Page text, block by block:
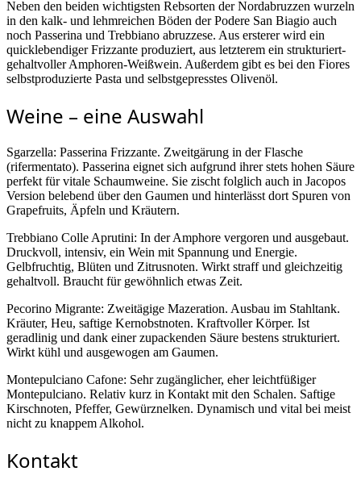
Neben den beiden wichtigsten Rebsorten der Nordabruzzen wurzeln
in den kalk- und lehmreichen Böden der Podere San Biagio auch
noch Passerina und Trebbiano abruzzese. Aus ersterer wird ein
quicklebendiger Frizzante produziert, aus letzterem ein strukturiert-
gehaltvoller Amphoren-Weißwein. Außerdem gibt es bei den Fiores
selbstproduzierte Pasta und selbstgepresstes Olivenöl.
Weine – eine Auswahl
Sgarzella: Passerina Frizzante. Zweitgärung in der Flasche
(rifermentato). Passerina eignet sich aufgrund ihrer stets hohen Säure
perfekt für vitale Schaumweine. Sie zischt folglich auch in Jacopos
Version belebend über den Gaumen und hinterlässt dort Spuren von
Grapefruits, Äpfeln und Kräutern.
Trebbiano Colle Aprutini: In der Amphore vergoren und ausgebaut.
Druckvoll, intensiv, ein Wein mit Spannung und Energie.
Gelbfruchtig, Blüten und Zitrusnoten. Wirkt straff und gleichzeitig
gehaltvoll. Braucht für gewöhnlich etwas Zeit.
Pecorino Migrante: Zweitägige Mazeration. Ausbau im Stahltank.
Kräuter, Heu, saftige Kernobstnoten. Kraftvoller Körper. Ist
geradlinig und dank einer zupackenden Säure bestens strukturiert.
Wirkt kühl und ausgewogen am Gaumen.
Montepulciano Cafone: Sehr zugänglicher, eher leichtfüßiger
Montepulciano. Relativ kurz in Kontakt mit den Schalen. Saftige
Kirschnoten, Pfeffer, Gewürznelken. Dynamisch und vital bei meist
nicht zu knappem Alkohol.
Kontakt